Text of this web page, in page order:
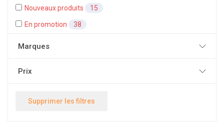
Nouveaux produits 15
En promotion 38
Marques
Prix
Supprimer les filtres